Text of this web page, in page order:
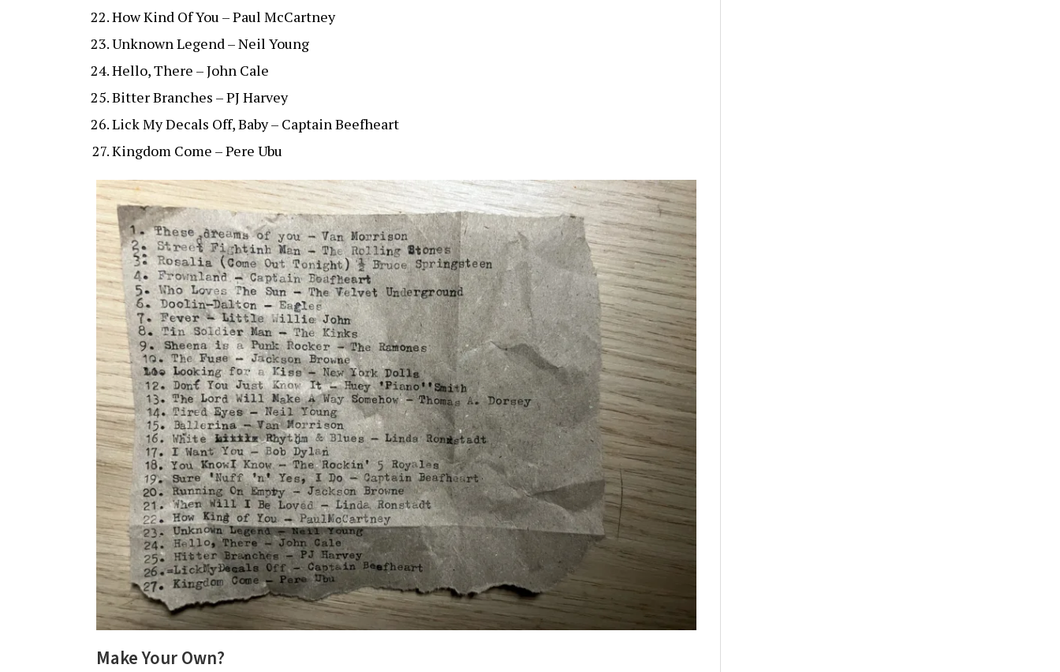
How Kind Of You – Paul McCartney
Unknown Legend – Neil Young
Hello, There – John Cale
Bitter Branches – PJ Harvey
Lick My Decals Off, Baby – Captain Beefheart
Kingdom Come – Pere Ubu
Make Your Own?